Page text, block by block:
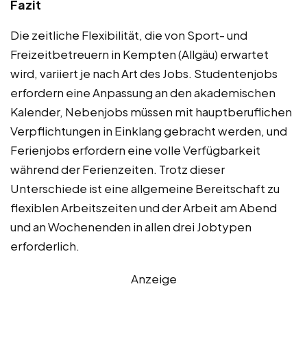
Fazit
Die zeitliche Flexibilität, die von Sport- und
Freizeitbetreuern in Kempten (Allgäu) erwartet
wird, variiert je nach Art des Jobs. Studentenjobs
erfordern eine Anpassung an den akademischen
Kalender, Nebenjobs müssen mit hauptberuflichen
Verpflichtungen in Einklang gebracht werden, und
Ferienjobs erfordern eine volle Verfügbarkeit
während der Ferienzeiten. Trotz dieser
Unterschiede ist eine allgemeine Bereitschaft zu
flexiblen Arbeitszeiten und der Arbeit am Abend
und an Wochenenden in allen drei Jobtypen
erforderlich.
Anzeige